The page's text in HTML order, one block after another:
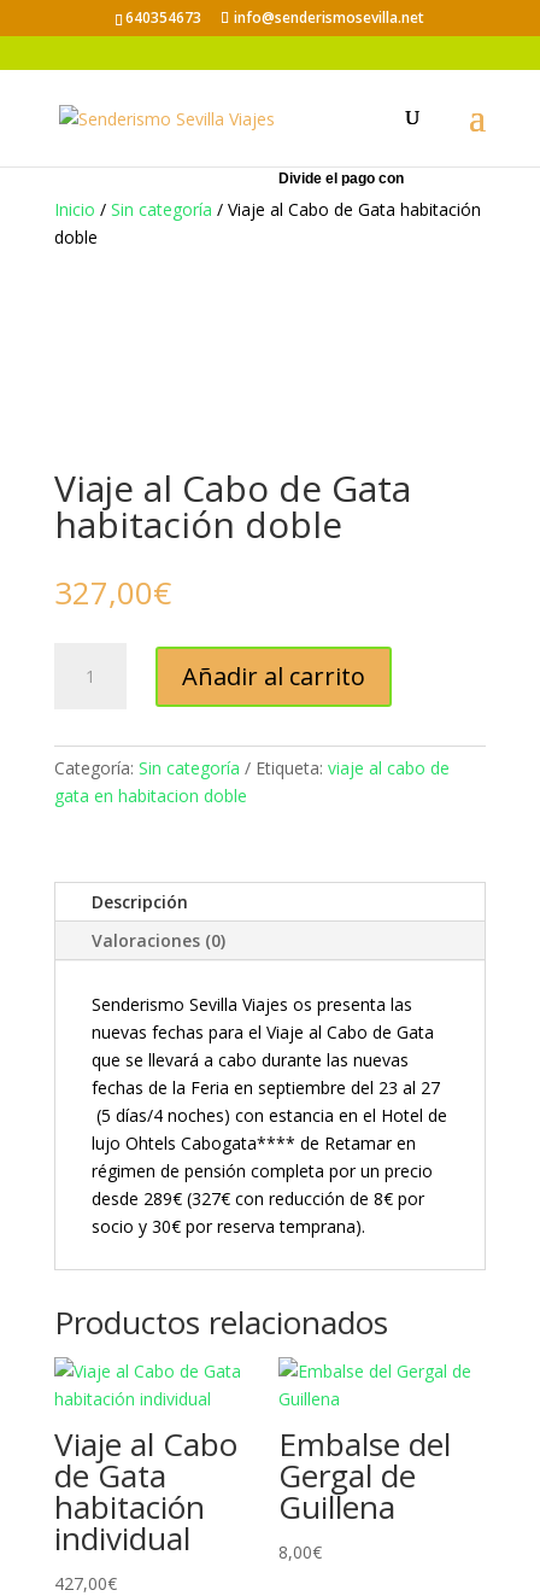
640354673 info@senderismosevilla.net
Inicio / Sin categoría / Viaje al Cabo de Gata habitación
doble
Viaje al Cabo de Gata
habitación doble
327,00€
Gata
habitación
Añadir al carrito
Categoría: Sin categoría Etiqueta: viaje al cabo de
gata en habitacion doble
Descripción
Valoraciones (0)
Senderismo Sevilla Viajes os presenta las
nuevas fechas para el Viaje al Cabo de Gata
que se llevará a cabo durante las nuevas
fechas de la Feria en septiembre del 23 al 27
(5 días/4 noches) con estancia en el Hotel de
lujo Ohtels Cabogata**** de Retamar en
régimen de pensión completa por un precio
desde 289€ (327€ con reducción de 8€ por
socio y 30€ por reserva temprana).
Productos relacionados
Viaje al Cabo
de Gata
habitación
individual
427,00€
Embalse del
Gergal de
Guillena
8,00€